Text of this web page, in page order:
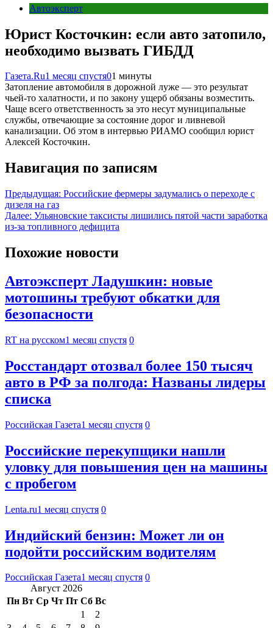
Автоэксперт
Юрист Косточкин: если авто затопило,
необходимо вызвать ГИБДД
Газета.Ru1 месяц спустя01 минуты
Затопление автомобиля в дорожной луже — это результат
чьей-то халатности, и по закону ущерб обязаны возместить.
Чаще всего ответственность за это несут муниципальные
службы, отвечающие за состояние дорог и ливневой
канализации. Об этом в интервью РИАМО сообщил юрист
Алексей Косточкин.
Навигация по записям
Предыдущая: Российские фермеры задумались о переходе с
дизеля на газ
Далее: Ульяновские таксисты лишились пятой части заработка
из-за топливного дефицита
Похожие новости
Автоэксперт Ладушкин: новые
мотошины требуют обкатки для
безопасности
RT на русском1 месяц спустя 0
Росстандарт отозвал более 150 тысяч
авто в РФ за полгода: Названы лидеры
списка
Российская Газета1 месяц спустя 0
Российские перекупщики нашли
уловку для повышения цен на машины
с пробегом
Lenta.ru1 месяц спустя 0
Индийский бензин: Может ли он
подойти российским водителям
Российская Газета1 месяц спустя 0
Август 2026
Пн Вт Ср Чт Пт Сб Вс
1
2